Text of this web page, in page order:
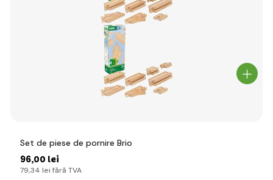
Set de piese de pornire Brio
96,00 lei
79,34 lei fără TVA